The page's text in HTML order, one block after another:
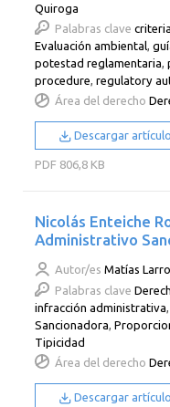
Quiroga
Palabras clave
Evaluación ambiental,
potestad reglamentaria,
procedure,regulatory
Área del derecho
Descargar artículo
PDF 806,8 KB
Nicolás Enteiche
Administrativo
Autor/es Matías
Palabras clave
infracción administrativa
Sancionadora ,
Tipicidad
Área del derecho
Descargar artículo